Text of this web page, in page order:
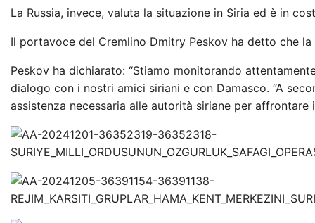
La Russia, invece, valuta la situazione in Siria ed è in
Il portavoce del Cremlino Dmitry Peskov ha detto che
Peskov ha dichiarato: “Stiamo monitorando
dialogo con i nostri amici siriani e con Damasco. “A
assistenza necessaria alle autorità siriane per affrontare